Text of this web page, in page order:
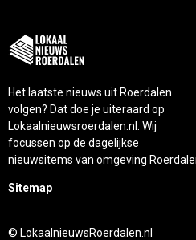
Het laatste nieuws uit Roerdalen
volgen? Dat doe je uiteraard op
Lokaalnieuwsroerdalen.nl. Wij
focussen op de dagelijkse
nieuwsitems van omgeving
Sitemap
© LokaalnieuwsRoerdalen.nl